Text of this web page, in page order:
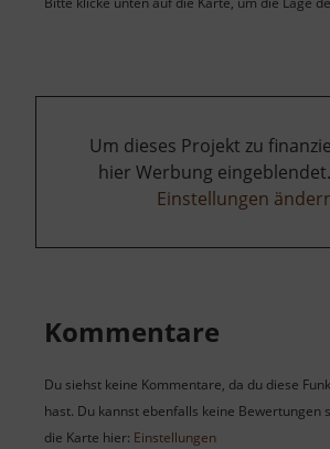
Um dieses Projekt zu
hier Werbung eingeblendet.
Einstellungen
Kommentare
Du siehst keine Kommentare, da du diese
hast. Du kannst ebenfalls keine Bewertungen
die Karte hier: Einstellungen